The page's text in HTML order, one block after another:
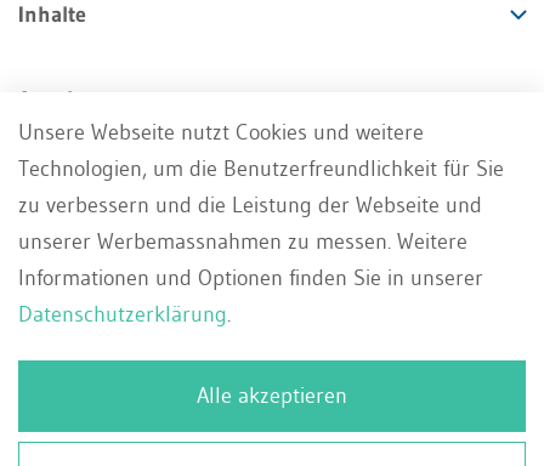
Inhalte
Angebote
Services
Impressum AGB
Datenschutz
Whistleblowing Portal
Kontakt
DE
Français
Unsere Webseite nutzt Cookies und weitere
Technologien, um die Benutzerfreundlichkeit für Sie
zu verbessern und die Leistung der Webseite und
unserer Werbemassnahmen zu messen. Weitere
Informationen und Optionen finden Sie in unserer
Datenschutzerklärung.
Alle akzeptieren